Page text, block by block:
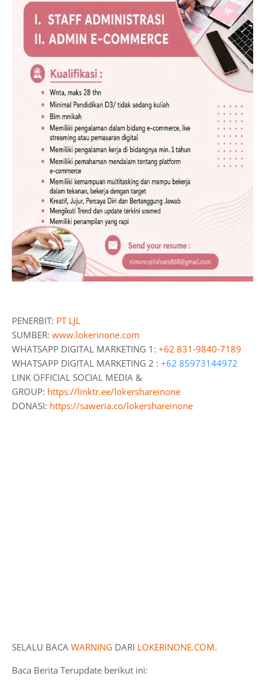
PENERBIT: PT LJL
SUMBER: www.lokerinone.com
WHATSAPP DIGITAL MARKETING 1: +62 831-9840-7189
WHATSAPP DIGITAL MARKETING 2 : +62 85973144972
LINK OFFICIAL SOCIAL MEDIA &
GROUP: https://linktr.ee/lokershareinone
DONASI: https://saweria.co/lokershareinone
SELALU BACA WARNING DARI LOKERINONE.COM.
Baca Berita Terupdate berikut ini: